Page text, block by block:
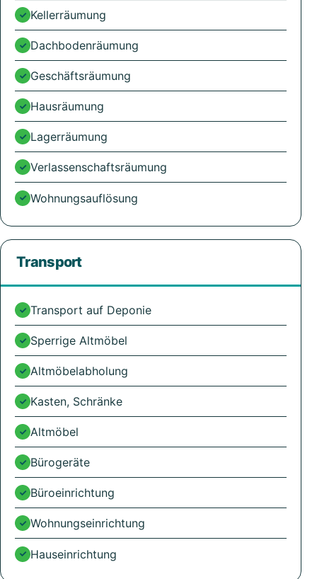
Kellerräumung
Dachbodenräumung
Geschäftsräumung
Hausräumung
Lagerräumung
Verlassenschaftsräumung
Wohnungsauflösung
Transport
Transport auf Deponie
Sperrige Altmöbel
Altmöbelabholung
Kasten, Schränke
Altmöbel
Bürogeräte
Büroeinrichtung
Wohnungseinrichtung
Hauseinrichtung